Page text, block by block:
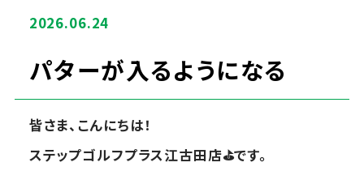
2026.06.24
パターが入るようになる
皆さま、こんにちは！
ステップゴルフプラス江古田店⛳です。